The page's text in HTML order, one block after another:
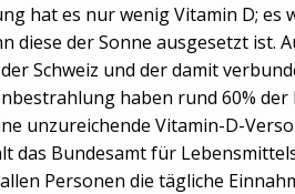
hat es nur wenig Vitamin D; es
diese der Sonne ausgesetzt ist.
Schweiz und der damit
haben rund 60%
unzureichende Vitamin-D-
das Bundesamt für
Personen die tägliche